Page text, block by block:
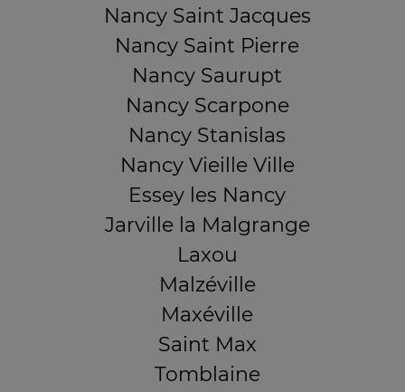
Nancy Saint Jacques
Nancy Saint Pierre
Nancy Saurupt
Nancy Scarpone
Nancy Stanislas
Nancy Vieille Ville
Essey les Nancy
Jarville la Malgrange
Laxou
Malzéville
Maxéville
Saint Max
Tomblaine